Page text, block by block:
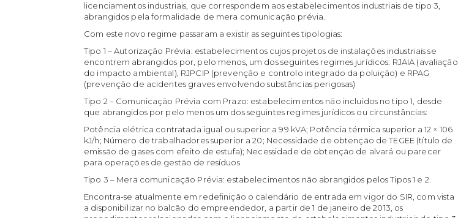
licenciamentos industriais, que correspondem aos estabelecimentos industriais de tipo 3,
abrangidos pela formalidade de mera comunicação prévia.
Com este novo regime passaram a existir as seguintes tipologias:
Tipo 1 – Autorização Prévia: estabelecimentos cujos projetos de instalações industriais se
encontrem abrangidos por, pelo menos, um dos seguintes regimes jurídicos: RJAIA (avaliação
do impacto ambiental), RJPCIP (prevenção e controlo integrado da poluição) e RPAG
(prevenção de acidentes graves envolvendo substâncias perigosas)
Tipo 2 – Comunicação Prévia com Prazo: estabelecimentos não incluídos no tipo 1, desde
que abrangidos por pelo menos um dos seguintes regimes jurídicos ou circunstâncias:
Potência elétrica contratada igual ou superior a 99 kVA; Potência térmica superior a 12 × 106
kJ/h; Número de trabalhadores superior a 20; Necessidade de obtenção de TEGEE (título de
emissão de gases com efeito de estufa); Necessidade de obtenção de alvará ou parecer
para operações de gestão de resíduos
Tipo 3 – Mera comunicação Prévia: estabelecimentos não abrangidos pelos Tipos 1 e 2.
Encontra-se atualmente em redefinição o calendário de entrada em vigor do SIR, com vista
a disponibilizar no balcão do empreendedor, a partir de 1 de janeiro de 2013, os